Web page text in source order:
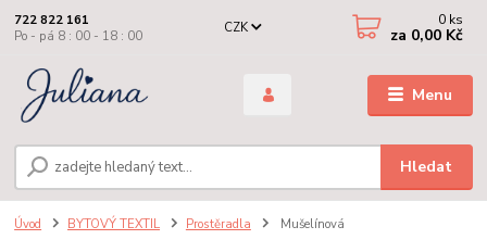
Menu
CZK
Hledat
722 822 161
Po - pá 8 : 00 - 18 : 00
0 ks
za 0,00 Kč
Úvod BYTOVÝ TEXTIL Prostěradla Mušelínová